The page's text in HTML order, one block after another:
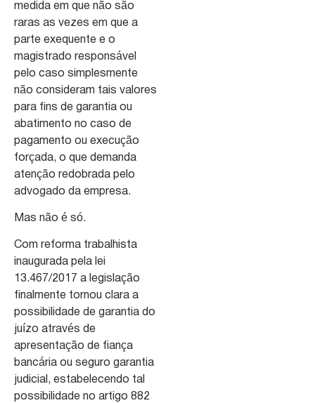
medida em que não são
raras as vezes em que a
parte exequente e o
magistrado responsável
pelo caso simplesmente
não consideram tais valores
para fins de garantia ou
abatimento no caso de
pagamento ou execução
forçada, o que demanda
atenção redobrada pelo
advogado da empresa.
Mas não é só.
Com reforma trabalhista
inaugurada pela lei
13.467/2017 a legislação
finalmente tornou clara a
possibilidade de garantia do
juízo através de
apresentação de fiança
bancária ou seguro garantia
judicial, estabelecendo tal
possibilidade no artigo 882